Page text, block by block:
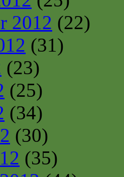
2012 (22)
(31)
(23)
(25)
(34)
(30)
(35)